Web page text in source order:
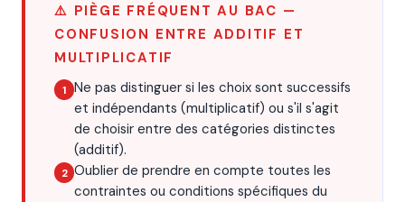
⚠️ PIÈGE FRÉQUENT AU BAC —
CONFUSION ENTRE ADDITIF ET
MULTIPLICATIF
Ne pas distinguer si les choix sont successifs
et indépendants (multiplicatif) ou s'il s'agit
de choisir entre des catégories distinctes
(additif).
Oublier de prendre en compte toutes les
contraintes ou conditions spécifiques du